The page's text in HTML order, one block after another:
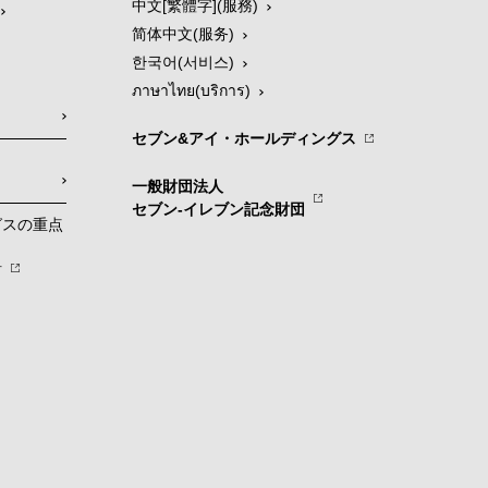
の重点
中文[繁體字](服務)
简体中文(服务)
한국어(서비스)
ภาษาไทย(บริการ)
セブン&アイ・ホールディングス
一般財団法人
セブン-イレブン記念財団